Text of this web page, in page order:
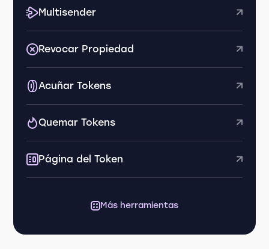
Multisender
Revocar Propiedad
Acuñar Tokens
Quemar Tokens
Página del Token
Más herramientas